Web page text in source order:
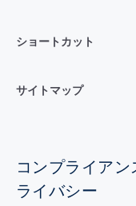
ショートカット
サイトマップ
コンプライア
ライバシー